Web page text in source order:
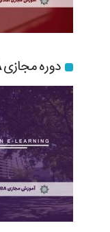
دوره مجازی DBA گرایش املاک و مستغلات